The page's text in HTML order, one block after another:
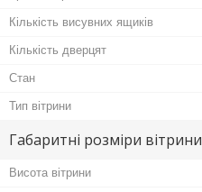
Кількість висувних ящиків
Кількість дверцят
Стан
Тип вітрини
Габаритні розміри вітрини
Висота вітрини